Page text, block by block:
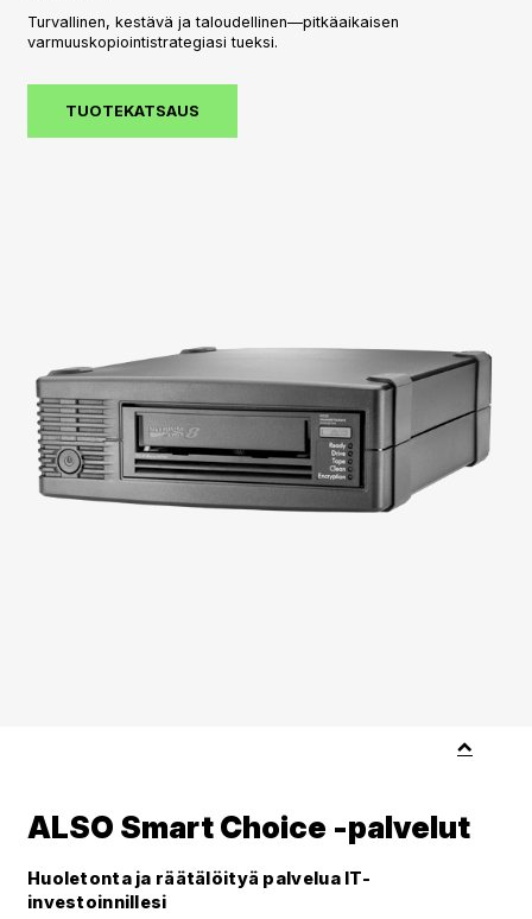
Turvallinen, kestävä ja taloudellinen—pitkäaikaisen
varmuuskopiointistrategiasi tueksi.
TUOTEKATSAUS
ALSO Smart Choice -palvelut
Huoletonta ja räätälöityä palvelua IT-
investoinnillesi